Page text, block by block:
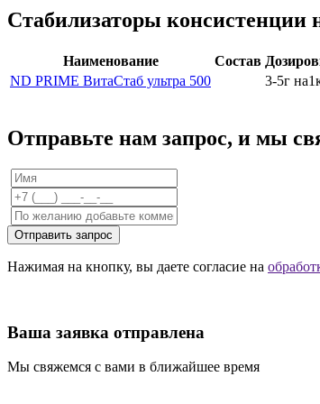
Стабилизаторы консистенции
Наименование Состав
ND PRIME ВитаСтаб ультра 500
3-5г
Отправьте нам запрос, и мы
Отправить запрос
Нажимая на кнопку, вы даете согласие на
Ваша заявка отправлена
Мы свяжемся с вами в ближайшее время